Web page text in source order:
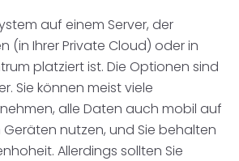
auf einem Server, der
(in Ihrer Private Cloud) oder in
platziert ist. Die Optionen sind
Sie können meist viele
alle Daten auch mobil auf
nutzen, und Sie behalten
Allerdings sollten Sie